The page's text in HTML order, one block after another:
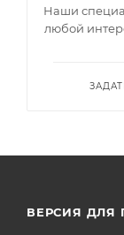
Луна и
Олдувей
Наши
любой
ВЕРСИЯ ДЛЯ